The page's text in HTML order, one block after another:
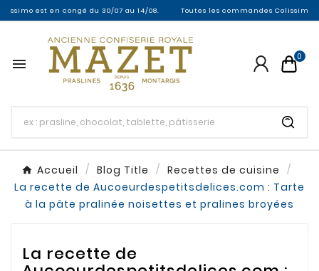
est en congé du 30/07 au 14/08. Toutes les commandes Colissimo entre
 0
Accueil Blog Title
Recettes de cuisine
La recette de Aucoeurdespetitsdelices.com : Tarte
à la pâte pralinée noisettes et pralines broyées
La recette de